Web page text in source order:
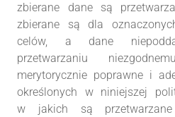
zbierane dane są
zbierane są dla
celów, a dane
przetwarzaniu
merytorycznie poprawne i
określonych w niniejszej
w jakich są przetwarzane